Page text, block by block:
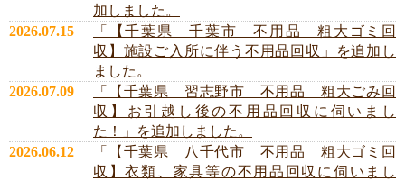
加しました。
2026.07.15
「【千葉県 千葉市 不用品 粗大ゴミ回
収】施設ご入所に伴う不用品回収」を追加し
ました。
2026.07.09
「【千葉県 習志野市 不用品 粗大ごみ回
収】お引越し後の不用品回収に伺いまし
た！」を追加しました。
2026.06.12
「【千葉県 八千代市 不用品 粗大ゴミ回
収】衣類、家具等の不用品回収に伺いまし